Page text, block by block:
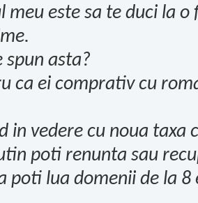
meu este sa te duci la
spun asta?
ca ei comprativ cu
in vedere cu noua taxa
poti renunta sau
poti lua domenii de la